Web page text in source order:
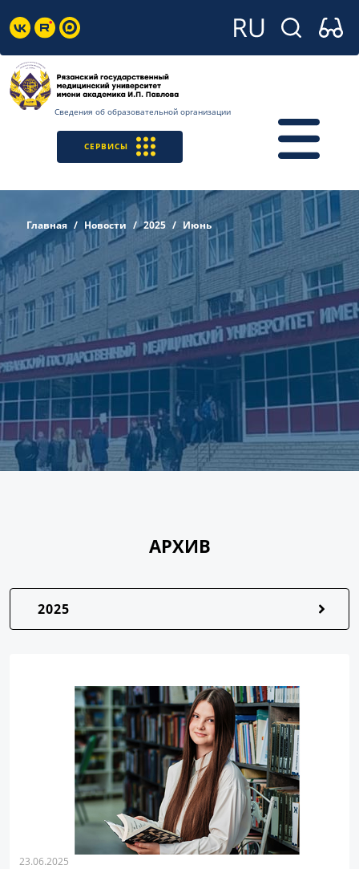
Сведения об образовательной организации
СЕРВИСЫ
Главная Новости 2025 Июнь
АРХИВ
2025
23.06.2025